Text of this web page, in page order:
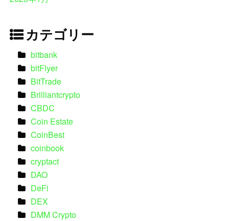
カテゴリー
bitbank
bitFlyer
BitTrade
Brilliantcrypto
CBDC
Coin Estate
CoinBest
coinbook
cryptact
DAO
DeFi
DEX
DMM Crypto